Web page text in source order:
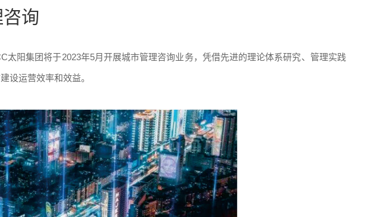
询
阳集团将于2023年5月开展城市管理咨询业务，凭借先进的理论体系研究、管理实践
设运营效率和效益。